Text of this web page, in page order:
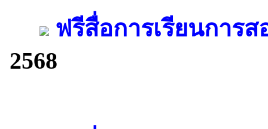
ฟรีสื่อการเรียนการ
2568